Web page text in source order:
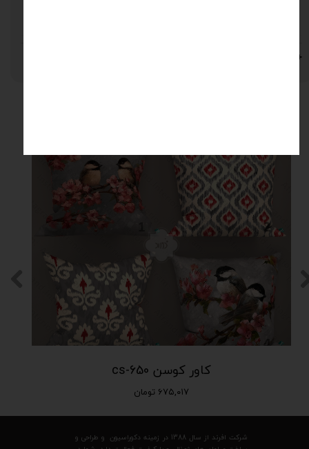
کاور کوسن cs-650
۶۷۵,۰۱۷ تومان
شرکت افرند از سال 1388 در زمینه دکوراسیون و طراحی و